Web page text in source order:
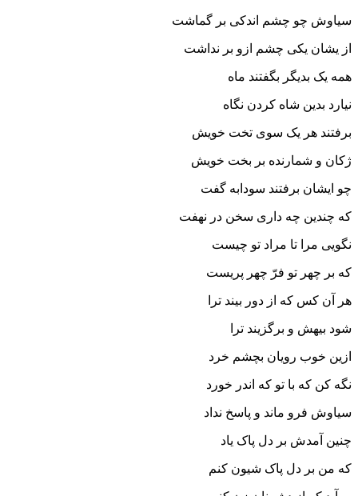
سیاوش چو چشم اندکى بر گماشت
از یشان یکى چشم ازو بر نداشت‏
همه یک بدیگر بگفتند ماه
نیارد بدین شاه کردن نگاه‏
برفتند هر یک سوى تخت خویش
ژکان و شمارنده بر بخت خویش‏
چو ایشان برفتند سودابه گفت
که چندین چه دارى سخن در نهفت‏
نگویى مرا تا مراد تو چیست
که بر چهر تو فرّ چهر پریست‏
هر آن کس که از دور بیند ترا
شود بیهش و برگزیند ترا
ازین خوب رویان بچشم خرد
نگه کن که با تو که اندر خورد
سیاوش فرو ماند و پاسخ نداد
چنین آمدش بر دل پاک یاد
که من بر دل پاک شیون کنم